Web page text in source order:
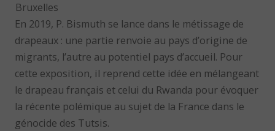
Bruxelles
En 2019, P. Bismuth se lance dans le métissage de
drapeaux : une partie renvoie au pays d’origine de
migrants, l’autre au potentiel pays d’accueil. Pour
cette exposition, il reprend cette idée en mélangeant
le drapeau français et celui du Rwanda pour évoquer
la récente polémique au sujet de la France dans le
génocide des Tutsis.